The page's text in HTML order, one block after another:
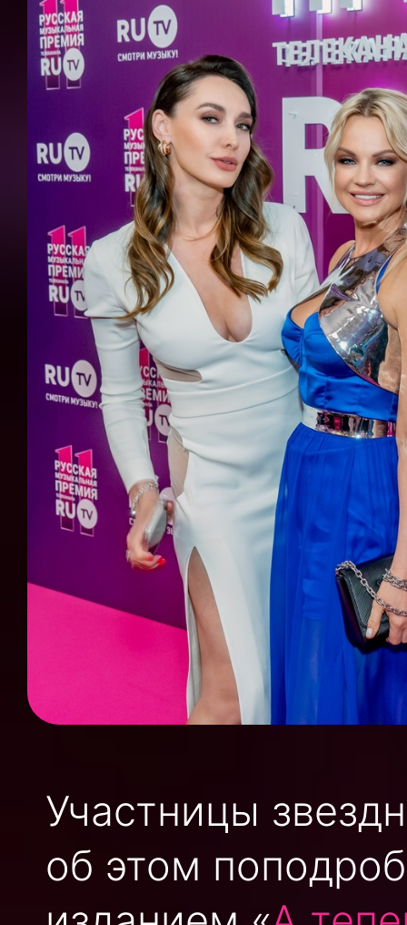
Участницы
об этом